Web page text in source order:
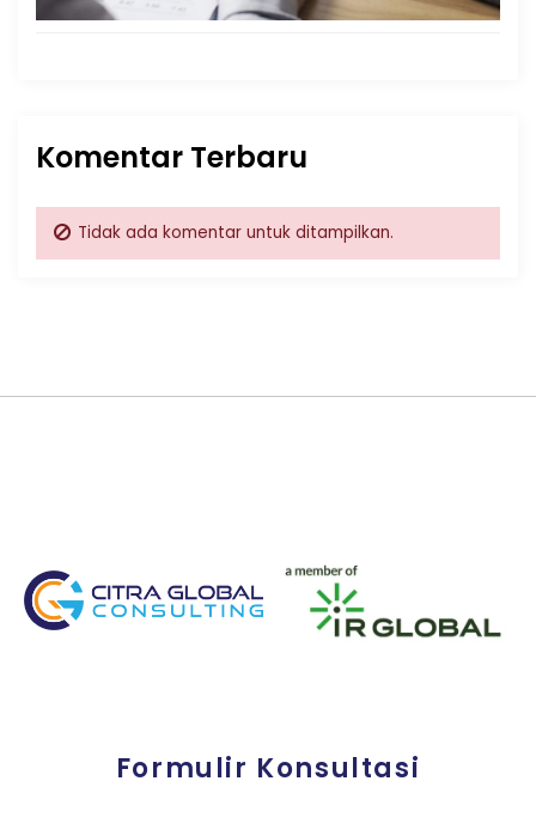
Komentar Terbaru
Tidak ada komentar untuk ditampilkan.
Formulir Konsultasi